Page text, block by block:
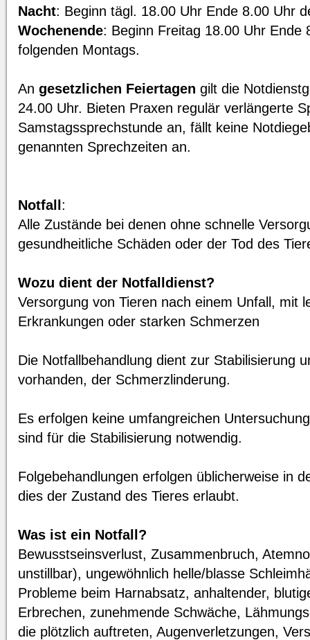
Nacht: Beginn tägl. 18.00 Uhr Ende 8.00 Uhr
Wochenende: Beginn Freitag 18.00 Uhr Ende
folgenden Montags.
An gesetzlichen Feiertagen gilt die
24.00 Uhr. Bieten Praxen regulär verlängerte
Samstagssprechstunde an, fällt keine
genannten Sprechzeiten an.
Notfall :
Alle Zustände bei denen ohne schnelle
gesundheitliche Schäden oder der Tod des
Wozu dient der Notfalldienst?
Versorgung von Tieren nach einem Unfall, mit
Erkrankungen oder starken Schmerzen
Die Notfallbehandlung dient zur Stabilisierung
vorhanden, der Schmerzlinderung.
Es erfolgen keine umfangreichen
sind für die Stabilisierung notwendig.
Folgebehandlungen erfolgen üblicherweise in
dies der Zustand des Tieres erlaubt.
Was ist ein Notfall?
Bewusstseinsverlust, Zusammenbruch,
unstillbar), ungewöhnlich helle/blasse
Probleme beim Harnabsatz, anhaltender,
Erbrechen, zunehmende Schwäche,
die plötzlich auftreten, Augenverletzungen,